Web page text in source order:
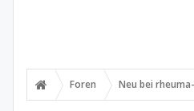
Foren Neu bei